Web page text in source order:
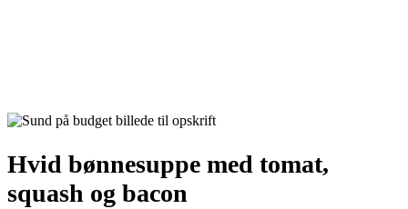
Hvid bønnesuppe med tomat,
squash og bacon